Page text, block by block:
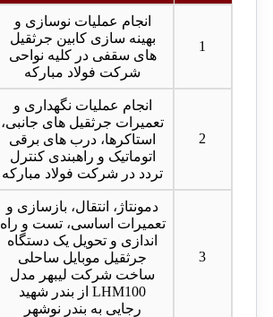
1
انجام عملیات نوسازی و
بهینه سازی کابین جرثقیل
های سقفی در کلیه نواحی
شرکت فولاد مبارکه
2
انجام عملیات نگهداری و
تعمیرات جرثقیل های جانبی،
استاکرها، درب های برقی
اتوماتیک و راهبندی کنترل
تردد در شرکت فولاد مبارکه
3
دمونتاژ، انتقال، بازسازی و
تعمیرات اساسی، تست و راه
اندازی و تحویل یک دستگاه
جرثقیل موبایل ساحلی
ساخت شرکت لیبهر مدل
LHM100 از بندر شهید
رجایی به بندر نوشهر